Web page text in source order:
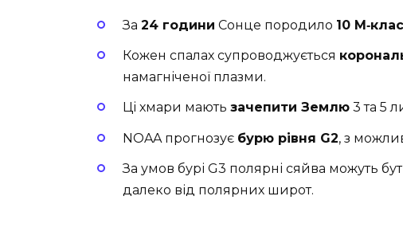
За 24 години Сонце породило 10
Кожен спалах супроводжується
намагніченої плазми.
Ці хмари мають зачепити Землю 3 та 5
NOAA прогнозує бурю рівня G2, з
За умов бурі G3 полярні сяйва можуть
далеко від полярних широт.